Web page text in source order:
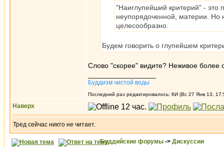
"Наиглупейший критерий" - это
неупорядоченной, материи. Но
целесообразно.
Будем говорить о глупейшем
Слово "скорее" видите? Неживое более
Буддизм чистой воды
Последний раз редактировалось: КИ (Вс 27 Янв 13,
Наверх
Тред сейчас никто не читает.
Буддийские форумы -> Дискуссии